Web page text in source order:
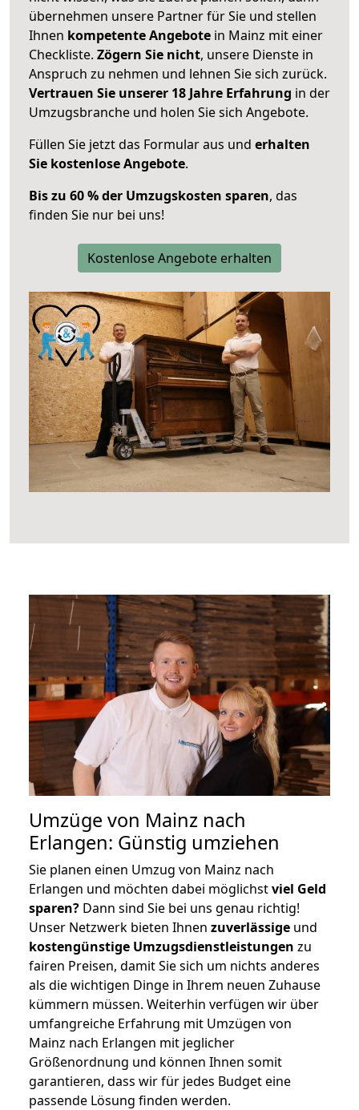
übernehmen unsere Partner für Sie und stellen
Ihnen kompetente Angebote in Mainz mit einer
Checkliste. Zögern Sie nicht, unsere Dienste in
Anspruch zu nehmen und lehnen Sie sich zurück.
Vertrauen Sie unserer 18 Jahre Erfahrung in der
Umzugsbranche und holen Sie sich Angebote.
Füllen Sie jetzt das Formular aus und erhalten
Sie kostenlose Angebote.
Bis zu 60 % der Umzugskosten sparen, das
finden Sie nur bei uns!
Kostenlose Angebote erhalten
Umzüge von Mainz nach
Erlangen: Günstig umziehen
Sie planen einen Umzug von Mainz nach
Erlangen und möchten dabei möglichstviel Geld
sparen? Dann sind Sie bei uns genau richtig!
Unser Netzwerk bieten Ihnen zuverlässige und
kostengünstige Umzugsdienstleistungen zu
fairen Preisen, damit Sie sich um nichts anderes
als die wichtigen Dinge in Ihrem neuen Zuhause
kümmern müssen. Weiterhin verfügen wir über
umfangreiche Erfahrung mit Umzügen von
Mainz nach Erlangen mit jeglicher
Größenordnung und können Ihnen somit
garantieren, dass wir für jedes Budget eine
passende Lösung finden werden.